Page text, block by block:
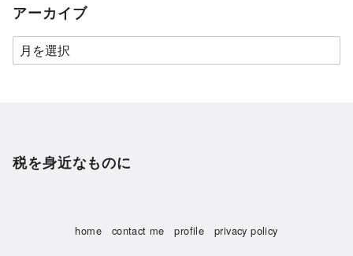
アーカイブ
税を身近なものに
home contact me profile privacy policy